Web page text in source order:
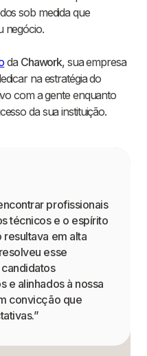
sob medida que
negócio.
da Chawork, sua empresa
na estratégia do
com a gente enquanto
da sua instituição.
profissionais
técnicos e o espírito
resultava em alta
esse
e alinhados à nossa
convicção que